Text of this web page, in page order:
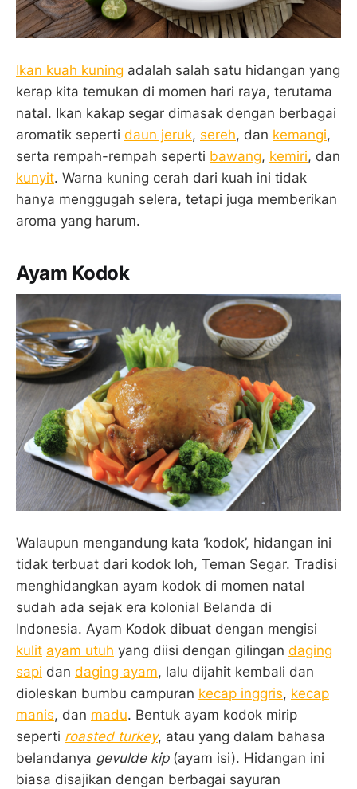
Ikan kuah kuning adalah salah satu hidangan yang
kerap kita temukan di momen hari raya, terutama
natal. Ikan kakap segar dimasak dengan berbagai
aromatik seperti daun jeruk, sereh, dan kemangi,
serta rempah-rempah seperti bawang, kemiri, dan
kunyit. Warna kuning cerah dari kuah ini tidak
hanya menggugah selera, tetapi juga memberikan
aroma yang harum.
Ayam Kodok
Walaupun mengandung kata ‘kodok’, hidangan ini
tidak terbuat dari kodok loh, Teman Segar. Tradisi
menghidangkan ayam kodok di momen natal
sudah ada sejak era kolonial Belanda di
Indonesia. Ayam Kodok dibuat dengan mengisi
kulit ayam utuh yang diisi dengan gilingan daging
sapi dan daging ayam, lalu dijahit kembali dan
dioleskan bumbu campuran kecap inggris, kecap
manis, dan madu. Bentuk ayam kodok mirip
seperti roasted turkey, atau yang dalam bahasa
belandanya gevulde kip (ayam isi). Hidangan ini
biasa disajikan dengan berbagai sayuran